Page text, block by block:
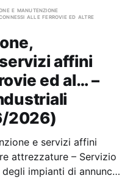
e manutenzione
alle ferrovie ed altre
affini
ed al… –
2026)
e servizi affini
attrezzature – Servizio
impianti di annuncio